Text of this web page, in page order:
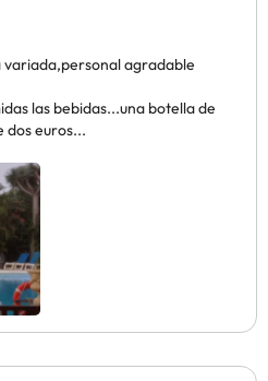
variada,personal agradable
las bebidas...una botella de
dos euros...